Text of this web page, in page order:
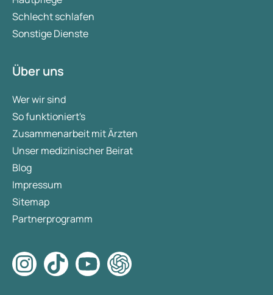
Schlecht schlafen
Sonstige Dienste
Über uns
Wer wir sind
So funktioniert's
Zusammenarbeit mit Ärzten
Unser medizinischer Beirat
Blog
Impressum
Sitemap
Partnerprogramm